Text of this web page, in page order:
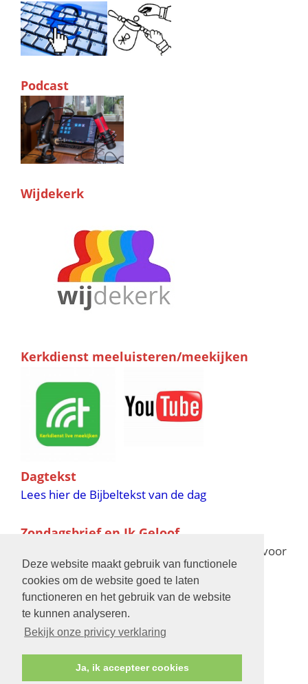
Deze website maakt gebruik van functionele
cookies om de website goed te laten
functioneren en het gebruik van de website
te kunnen analyseren.
Bekijk onze privicy verklaring
Ja, ik accepteer cookies
Podcast
Wijdekerk
Kerkdienst meeluisteren/meekijken
Dagtekst
Lees hier de Bijbeltekst van de dag
Zondagsbrief en Ik Geloof
voor
de verschijningsdata in 2025 en 2026
Bijbelschool